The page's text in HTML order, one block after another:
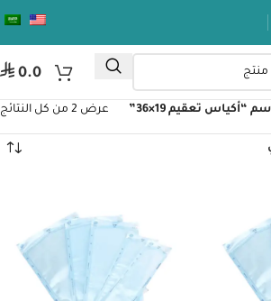
⃁ 0.0
تعقيم 19×36” عرض ⁦2⁩ من كل النتائج